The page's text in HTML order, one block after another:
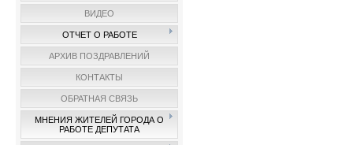
ВИДЕО
ОТЧЕТ О РАБОТЕ
АРХИВ ПОЗДРАВЛЕНИЙ
КОНТАКТЫ
ОБРАТНАЯ СВЯЗЬ
МНЕНИЯ ЖИТЕЛЕЙ ГОРОДА О
РАБОТЕ ДЕПУТАТА